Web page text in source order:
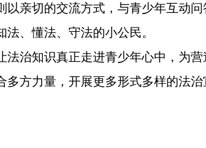
亲切的交流方式，与青少年互动
、懂法、守法的小公民。
治知识真正走进青少年心中，为
方力量，开展更多形式多样的法